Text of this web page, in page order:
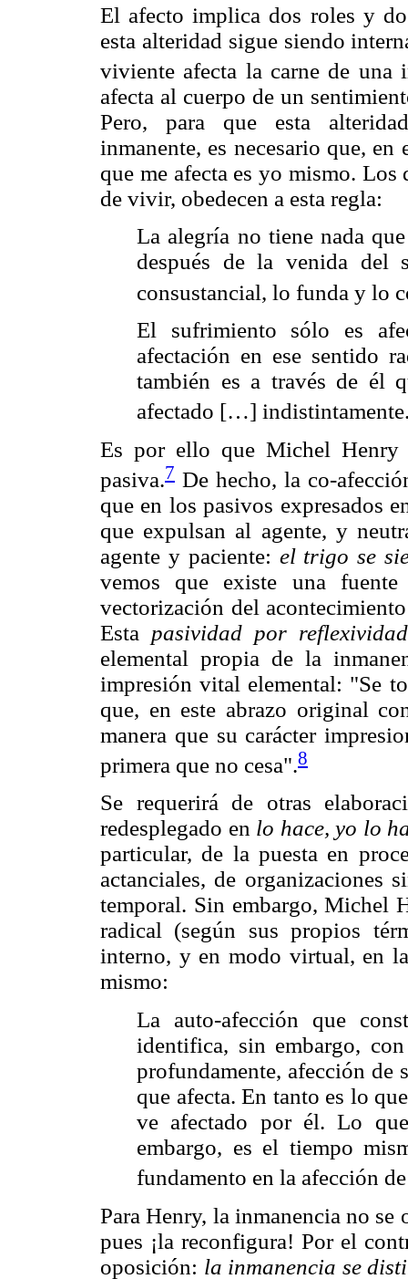
El afecto implica dos roles y
esta alteridad sigue siendo
viviente afecta la carne de una
afecta al cuerpo de un
Pero, para que esta
inmanente, es necesario que,
que me afecta es yo mismo.
de vivir, obedecen a esta regla:
La alegría no tiene nada
después de la venida del
consustancial, lo funda y lo
El sufrimiento sólo es
afectación en ese sentido
también es a través de él
afectado […]
Es por ello que Michel
pasiva.7 De hecho, la co-
que en los pasivos expresados
que expulsan al agente, y
agente y paciente: el trigo se
vemos que existe una
vectorización del
Esta pasividad por reflexividad
elemental propia de la
impresión vital elemental: "Se
que, en este abrazo original
manera que su carácter
primera que no cesa".8
Se requerirá de otras
redesplegado en lo hace, yo lo
particular, de la puesta en
actanciales, de organizaciones
temporal. Sin embargo, Michel
radical (según sus propios
interno, y en modo virtual, en
mismo:
La auto-afección que
identifica, sin embargo,
profundamente, afección de
que afecta. En tanto es lo
ve afectado por él. Lo
embargo, es el tiempo
fundamento en la afección
Para Henry, la inmanencia no se
pues ¡la reconfigura! Por el
oposición: la inmanencia se